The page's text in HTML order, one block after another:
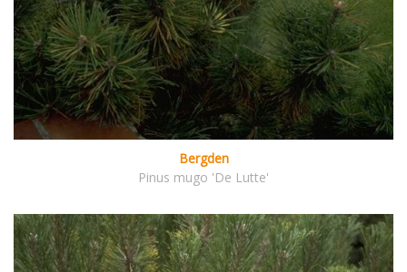
Bergden
Pinus mugo 'De Lutte'